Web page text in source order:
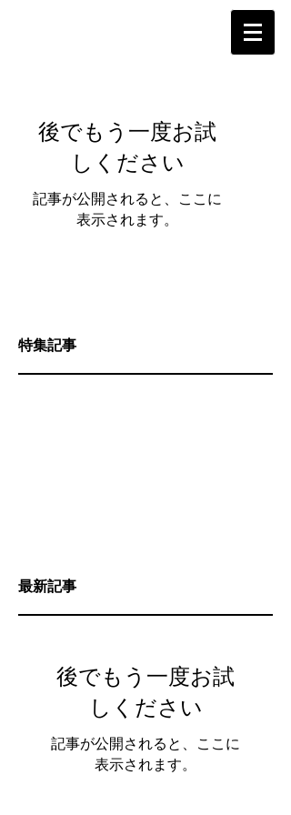
後でもう一度お試
しください
記事が公開されると、ここに
表示されます。
特集記事
最新記事
後でもう一度お試
しください
記事が公開されると、ここに
表示されます。